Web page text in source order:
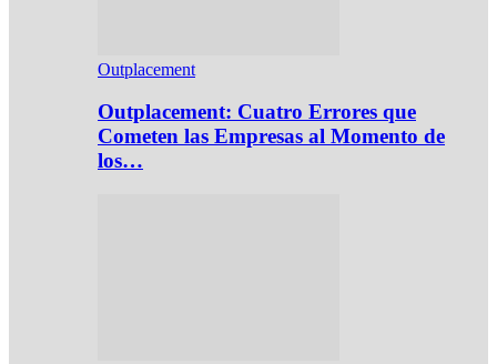
Outplacement
Outplacement: Cuatro Errores que
Cometen las Empresas al Momento de
los…